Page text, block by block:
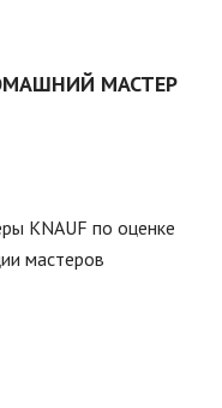
МАСТЕР
KNAUF по оценке
мастеров